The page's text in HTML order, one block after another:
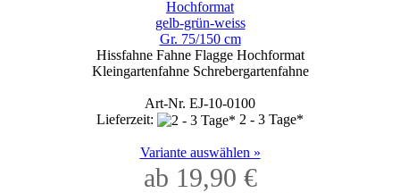
Hochformat
gelb-grün-weiss
Gr. 75/150 cm
Hissfahne Fahne Flagge Hochformat
Kleingartenfahne Schrebergartenfahne
Art-Nr. EJ-10-0100
Lieferzeit:
2 - 3 Tage*
Variante auswählen »
ab 19,90 €